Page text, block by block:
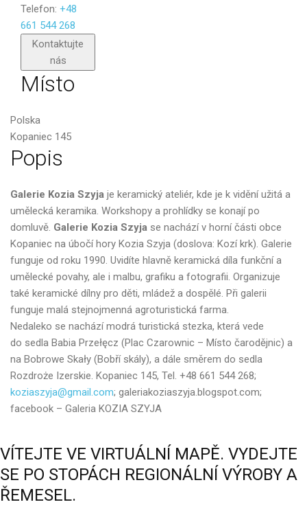
Telefon: +48
661 544 268
Kontaktujte
nás
Poslat
Místo
Polska
Kopaniec 145
Popis
Galerie Kozia Szyja je keramický ateliér, kde je k vidění užitá a
umělecká keramika. Workshopy a prohlídky se konají po
domluvě. Galerie Kozia Szyja se nachází v horní části obce
Kopaniec na úbočí hory Kozia Szyja (doslova: Kozí krk). Galerie
funguje od roku 1990. Uvidíte hlavně keramická díla funkční a
umělecké povahy, ale i malbu, grafiku a fotografii. Organizuje
také keramické dílny pro děti, mládež a dospělé. Při galerii
funguje malá stejnojmenná agroturistická farma.
Nedaleko se nachází modrá turistická stezka, která vede
do sedla Babia Przełęcz (Plac Czarownic – Místo čarodějnic) a
na Bobrowe Skały (Bobří skály), a dále směrem do sedla
Rozdroże Izerskie. Kopaniec 145, Tel. +48 661 544 268;
koziaszyja@gmail.com; galeriakoziaszyja.blogspot.com;
facebook – Galeria KOZIA SZYJA
VÍTEJTE VE VIRTUÁLNÍ MAPĚ. VYDEJTE
SE PO STOPÁCH REGIONÁLNÍ VÝROBY A
ŘEMESEL.